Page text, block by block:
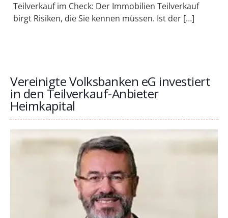
Teilverkauf im Check: Der Immobilien Teilverkauf
birgt Risiken, die Sie kennen müssen. Ist der […]
Vereinigte Volksbanken eG investiert
in den Teilverkauf-Anbieter
Heimkapital